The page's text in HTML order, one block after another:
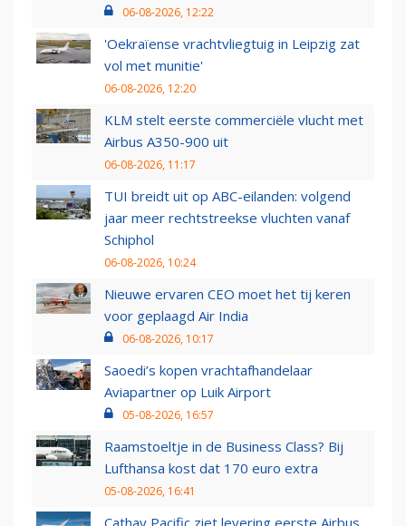
06-08-2026, 12:22
'Oekraïense vrachtvliegtuig in Leipzig zat
vol met munitie'
06-08-2026, 12:20
KLM stelt eerste commerciële vlucht met
Airbus A350-900 uit
06-08-2026, 11:17
TUI breidt uit op ABC-eilanden: volgend
jaar meer rechtstreekse vluchten vanaf
Schiphol
06-08-2026, 10:24
Nieuwe ervaren CEO moet het tij keren
voor geplaagd Air India
06-08-2026, 10:17
Saoedi’s kopen vrachtafhandelaar
Aviapartner op Luik Airport
05-08-2026, 16:57
Raamstoeltje in de Business Class? Bij
Lufthansa kost dat 170 euro extra
05-08-2026, 16:41